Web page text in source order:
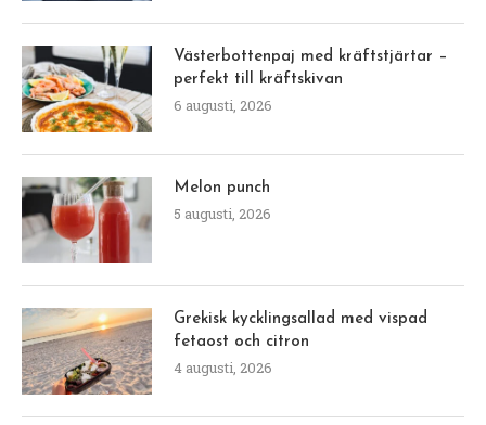
Västerbottenpaj med kräftstjärtar –
perfekt till kräftskivan
6 augusti, 2026
Melon punch
5 augusti, 2026
Grekisk kycklingsallad med vispad
fetaost och citron
4 augusti, 2026